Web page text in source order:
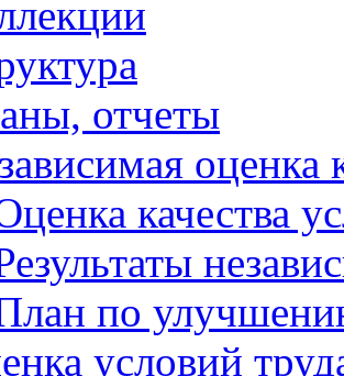
отчеты
оценка
качества
по
условий